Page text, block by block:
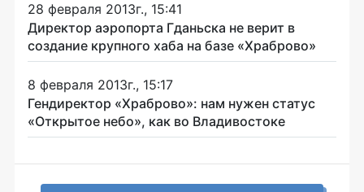
28 февраля 2013г., 15:41
Директор аэропорта Гданьска не верит в
создание крупного хаба на базе «Храброво»
8 февраля 2013г., 15:17
Гендиректор «Храброво»: нам нужен статус
«Открытое небо», как во Владивостоке